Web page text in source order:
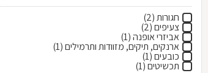
חגורות (2)
צעיפים (2)
אביזרי אופנה (1)
ארנקים, תיקים, מזוודות ותרמילים (1)
כובעים (1)
תכשיטים (1)